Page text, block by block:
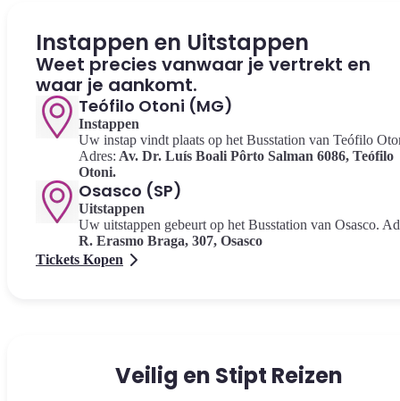
Instappen en Uitstappen
Weet precies vanwaar je vertrekt en
waar je aankomt.
Teófilo Otoni (MG)
Instappen
Uw instap vindt plaats op het Busstation van Teófilo
Adres: Av. Dr. Luís Boali Pôrto Salman 6086, Teófilo
Otoni.
Osasco (SP)
Uitstappen
Uw uitstappen gebeurt op het Busstation van Osasco.
R. Erasmo Braga, 307, Osasco
Tickets Kopen
Veilig en Stipt Reizen